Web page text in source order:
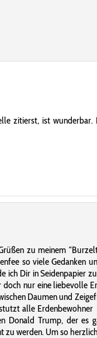
zitierst, ist wunderbar.
zu meinem
so viele Gedanken
ich Dir in Seidenpapier
nur eine liebevolle
Daumen und
alle
Donald Trump, der es
zu werden. Um so